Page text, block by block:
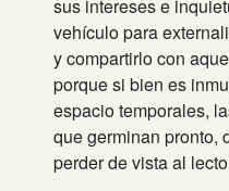
sus intereses e
vehículo para
y compartirlo con
porque si bien es
espacio temporales,
que germinan pronto,
perder de vista al